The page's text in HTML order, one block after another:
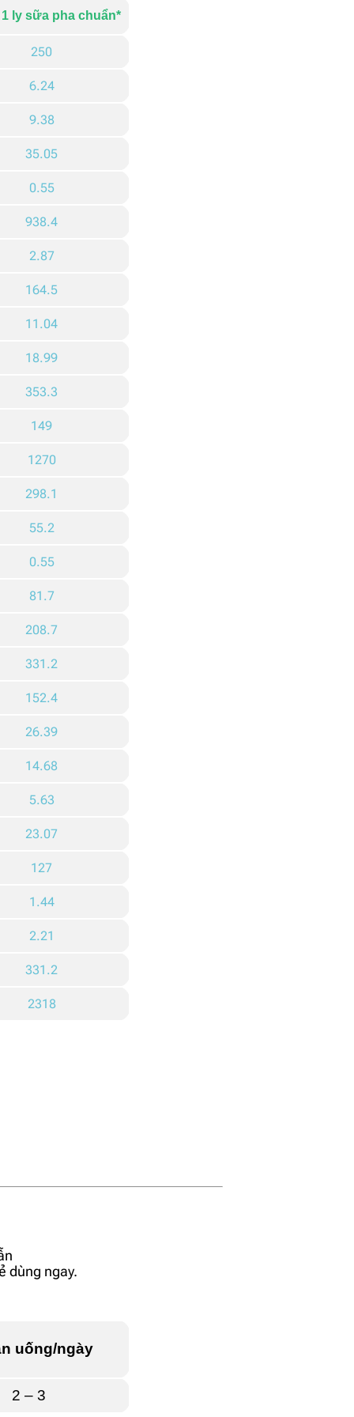
ly sữa pha chuẩn*
250
6.24
9.38
35.05
0.55
938.4
2.87
164.5
11.04
18.99
353.3
149
1270
298.1
55.2
0.55
81.7
208.7
331.2
152.4
26.39
14.68
5.63
23.07
127
1.44
2.21
331.2
2318
dùng ngay.
uống/ngày
2 – 3